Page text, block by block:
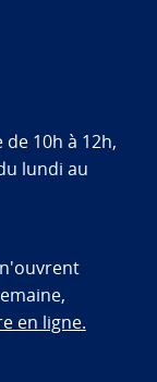
10h à 12h,
lundi au
en ligne.